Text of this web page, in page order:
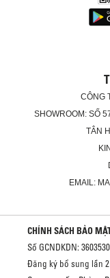
CÔNG
SHOWROOM: SỐ
TÂN
EMAIL:
CHÍNH SÁCH BẢO
Số GCNDKDN:
Đăng ký bổ sung lần